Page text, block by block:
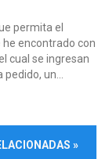
permita el
encontrado con
cual se ingresan
un...
»